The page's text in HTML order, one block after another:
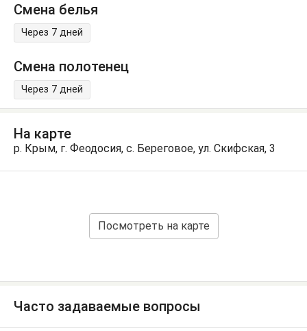
Смена белья
Через 7 дней
Смена полотенец
Через 7 дней
На карте
р. Крым, г. Феодосия, с. Береговое, ул. Скифская, 3
Посмотреть на карте
Часто задаваемые вопросы